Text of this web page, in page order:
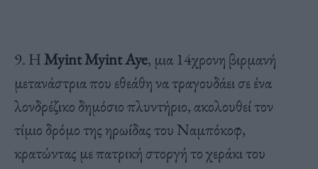
9. ΗMyint Myint Aye, μια 14χρονη βιρμανή
μετανάστρια που εθεάθη να τραγουδάει σε ένα
λονδρέζικο δημόσιο πλυντήριο, ακολουθεί τον
τίμιο δρόμο της ηρωίδας του Ναμπόκοφ,
κρατώντας με πατρική στοργή το χεράκι του